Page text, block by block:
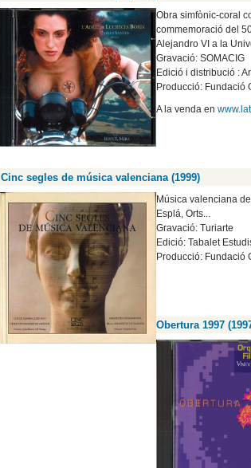
Obra simfònic-coral
commemoració del
Alejandro VI a la
Gravació: SOMACIG
Edició i distribució :
Producció: Fundació
A la venda en
Cinc segles de música valenciana (1999)
Música valenciana
Esplá, Orts...
Gravació: Turiarte
Edició: Tabalet
Producció: Fundació
Obertura 1997